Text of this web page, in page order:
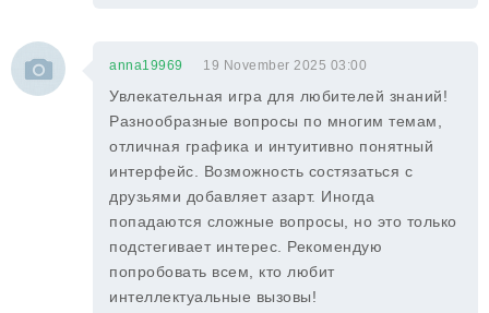
anna19969 19 November 2025 03:00
Увлекательная игра для любителей знаний!
Разнообразные вопросы по многим темам,
отличная графика и интуитивно понятный
интерфейс. Возможность состязаться с
друзьями добавляет азарт. Иногда
попадаются сложные вопросы, но это только
подстегивает интерес. Рекомендую
попробовать всем, кто любит
интеллектуальные вызовы!